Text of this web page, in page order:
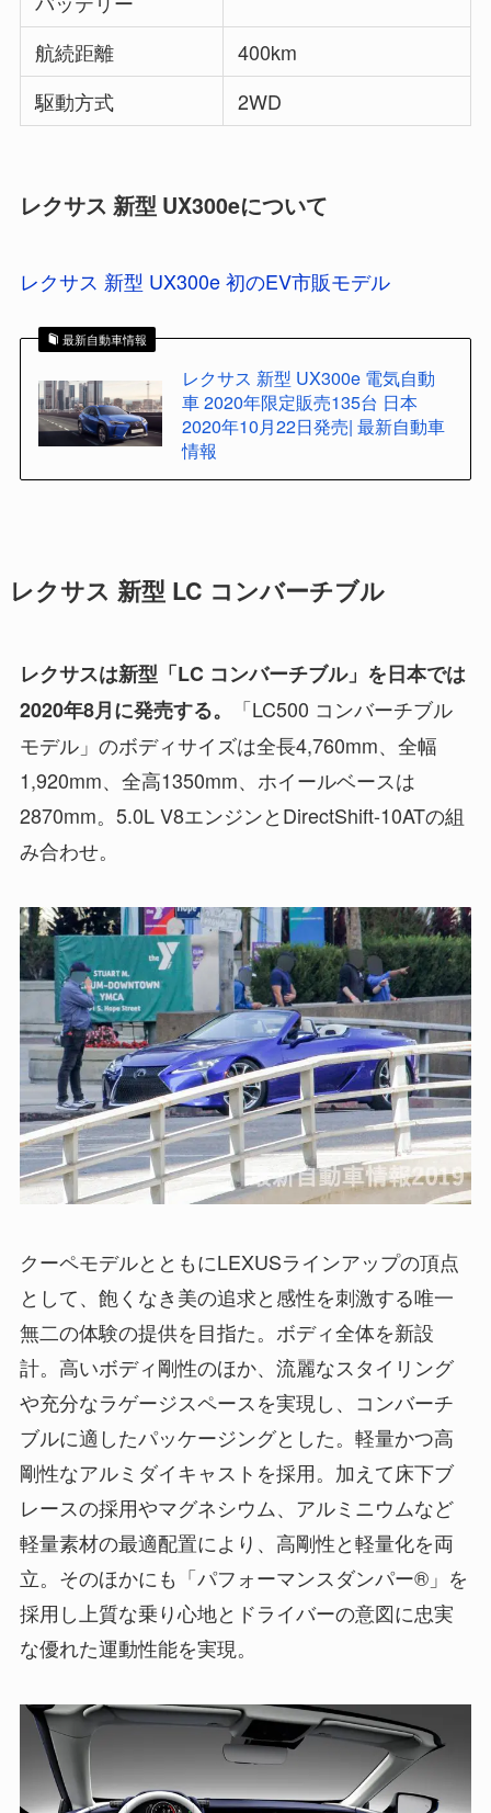
航続距離
400km
駆動方式
2WD
レクサス 新型 UX300eについて
レクサス 新型 UX300e 初のEV市販モデル
最新自動車情報
レクサス 新型 UX300e 電気自動
車 2020年限定販売135台 日本
2020年10月22日発売| 最新自動車
情報
レクサス 新型 LC コンバーチブル
レクサスは新型「LC コンバーチブル」を日本では
2020年8月に発売する。
「LC500 コンバーチブル
モデル」のボディサイズは全長4,760mm、全幅
1,920mm、全高1350mm、ホイールベースは
2870mm。5.0L V8エンジンとDirectShift-10ATの組
み合わせ。
クーペモデルとともにLEXUSラインアップの頂点
として、飽くなき美の追求と感性を刺激する唯一
無二の体験の提供を目指た。ボディ全体を新設
計。高いボディ剛性のほか、流麗なスタイリング
や充分なラゲージスペースを実現し、コンバーチ
ブルに適したパッケージングとした。軽量かつ高
剛性なアルミダイキャストを採用。加えて床下ブ
レースの採用やマグネシウム、アルミニウムなど
軽量素材の最適配置により、高剛性と軽量化を両
立。そのほかにも「パフォーマンスダンパー®」を
採用し上質な乗り心地とドライバーの意図に忠実
な優れた運動性能を実現。